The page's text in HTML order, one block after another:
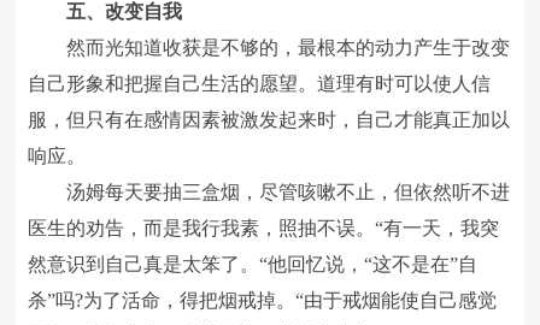
五、改变自我
然而光知道收获是不够的，最根本的动力产生于改变
自己形象和把握自己生活的愿望。道理有时可以使人信
服，但只有在感情因素被激发起来时，自己才能真正加以
响应。
汤姆每天要抽三盒烟，尽管咳嗽不止，但依然听不进
医生的劝告，而是我行我素，照抽不误。“有一天，我突
然意识到自己真是太笨了。“他回忆说，“这不是在”自
杀”吗?为了活命，得把烟戒掉。“由于戒烟能使自己感觉